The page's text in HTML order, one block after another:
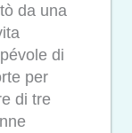
da una
di
per
di tre